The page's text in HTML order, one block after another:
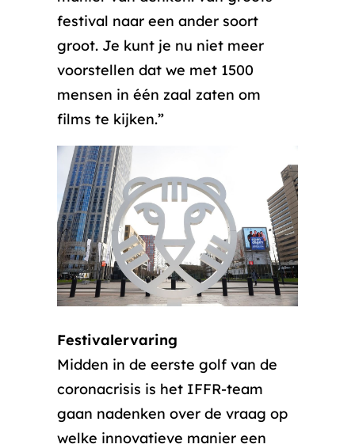
festival naar een ander soort
groot. Je kunt je nu niet meer
voorstellen dat we met 1500
mensen in één zaal zaten om
films te kijken.”
Festivalervaring
Midden in de eerste golf van de
coronacrisis is het IFFR-team
gaan nadenken over de vraag op
welke innovatieve manier een